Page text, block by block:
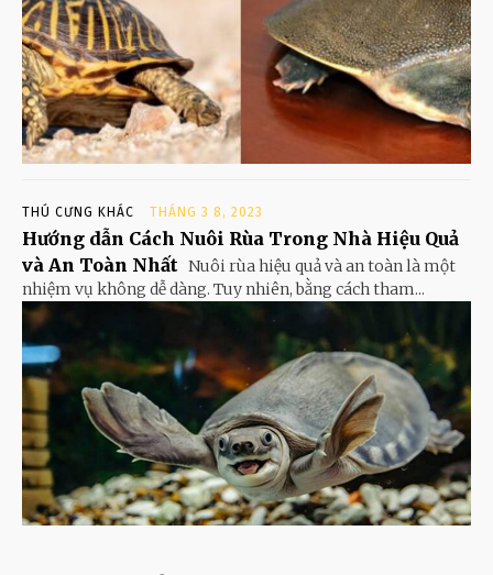
THÚ CƯNG KHÁC THÁNG 3 8, 2023
Hướng dẫn Cách Nuôi Rùa Trong Nhà Hiệu Quả
và An Toàn Nhất Nuôi rùa hiệu quả và an toàn là một
nhiệm vụ không dễ dàng. Tuy nhiên, bằng cách tham...